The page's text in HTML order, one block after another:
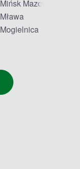
Mińsk Mazowiecki
Mława
Mogielnica